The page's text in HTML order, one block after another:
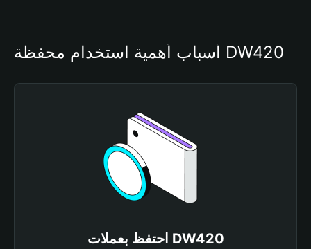
أسباب أهمية استخدام محفظة DW420
احتفظ بعملات DW420